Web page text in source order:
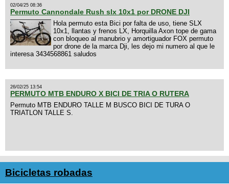
02/04/25 08:36
Permuto Cannondale Rush slx 10x1 por DRONE DJI
Hola permuto esta Bici por falta de uso, tiene SLX
10x1, llantas y frenos LX, Horquilla Axon tope de gama
con bloqueo al manubrio y amortiguador FOX permuto
por drone de la marca Dji, les dejo mi numero al que le
interesa 3434568861 saludos
26/02/25 13:54
PERMUTO MTB ENDURO X BICI DE TRIA O RUTERA
Permuto MTB ENDURO TALLE M BUSCO BICI DE TURA O
TRIATLON TALLE S.
Bicicletas robadas